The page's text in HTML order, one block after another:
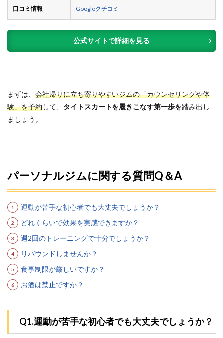
口コミ情報 Googleクチコミ
公式サイトで詳細を見る
まずは、 会社帰りに立ち寄りやすいジムの「カウンセリングや体
験」を予約して、 タイトスカートを履きこなす第一歩を踏み出し
ましょう。
パーソナルジムに関する質問Q＆A
運動が苦手な初心者でも大丈夫でしょうか？
どれくらいで効果を実感できますか？
週2回のトレーニングで十分でしょうか？
リバウンドしませんか？
食事制限が厳しいですか？
お酒は禁止ですか？
Q1.運動が苦手な初心者でも大丈夫でしょうか？